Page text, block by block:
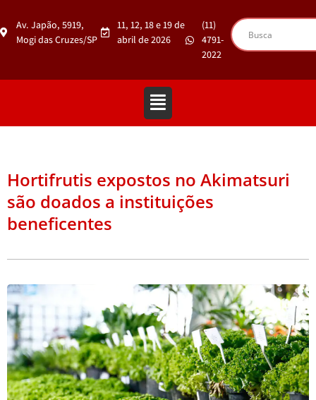
Av. Japão, 5919,
Mogi das Cruzes/SP
11, 12, 18 e 19 de
abril de 2026
(11)
4791-
2022
Hortifrutis expostos no Akimatsuri
são doados a instituições
beneficentes